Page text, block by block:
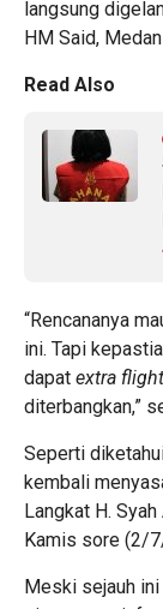
langsung
HM Said,
Read Also
“Rencananya
ini. Tapi
dapat extra flight
diterbangkan,”
Seperti
kembali
Langkat H.
Kamis sore (2/
Meski sejauh